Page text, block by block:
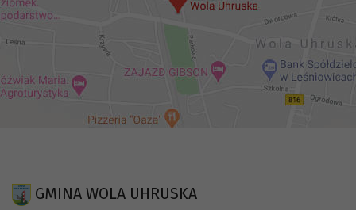
GMINA WOLA UHRUSKA